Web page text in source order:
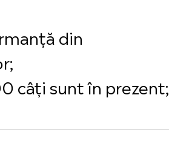
din
câți sunt în prezent;